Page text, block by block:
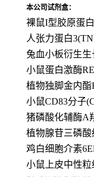
本公司试剂盒：
裸鼠I型胶原蛋
人张力蛋白
兔血小板衍生
小鼠蛋白激酶
植物独脚金内
小鼠CD83分子
猪磷酸化辅酶A
植物腺苷三磷
鸡白细胞介素
小鼠上皮中性